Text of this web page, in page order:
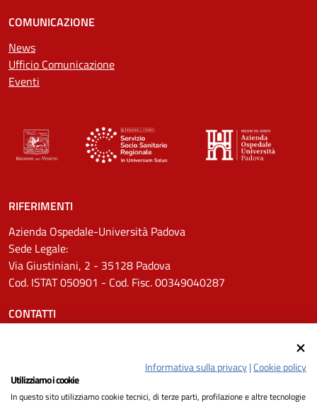
COMUNICAZIONE
News
Ufficio Comunicazione
Eventi
RIFERIMENTI
Azienda Ospedale-Università Padova
Sede Legale:
Via Giustiniani, 2 - 35128 Padova
Cod. ISTAT 050901 - Cod. Fisc. 00349040287
CONTATTI
Pec: protocollo.aopd@pecveneto.itInformativa sulla privacy|Cookie policy
Utilizziamo i cookie
In questo sito utilizziamo cookie tecnici, di terze parti, profilazione e altre tecnologie